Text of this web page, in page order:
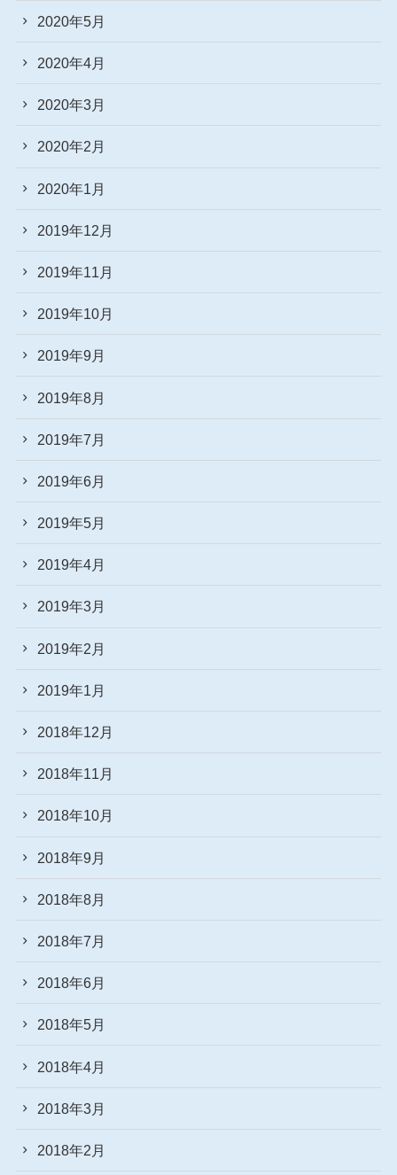
2020年5月
2020年4月
2020年3月
2020年2月
2020年1月
2019年12月
2019年11月
2019年10月
2019年9月
2019年8月
2019年7月
2019年6月
2019年5月
2019年4月
2019年3月
2019年2月
2019年1月
2018年12月
2018年11月
2018年10月
2018年9月
2018年8月
2018年7月
2018年6月
2018年5月
2018年4月
2018年3月
2018年2月